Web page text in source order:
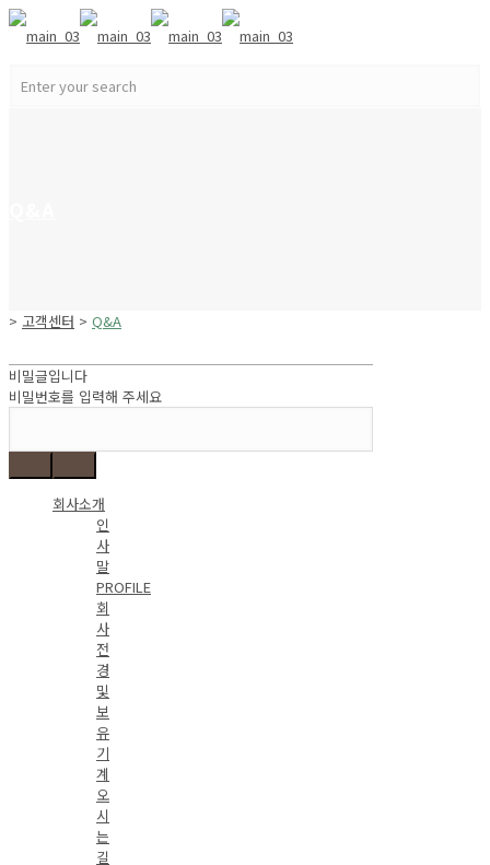
> 고객센터 > Q&A
비밀글입니다
비밀번호를 입력해 주세요
회사소개
인
사
말
PROFILE
회
사
전
경
및
보
유
기
계
오
시
는
길